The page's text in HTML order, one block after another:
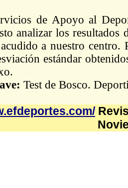
de Apoyo al
analizar los resultados
a nuestro centro.
estándar
Test de Bosco.